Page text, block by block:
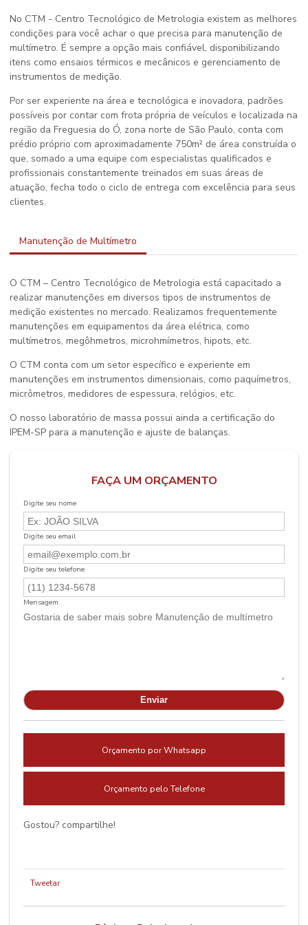
No CTM - Centro Tecnológico de Metrologia existem as melhores
condições para você achar o que precisa para manutenção de
multímetro. É sempre a opção mais confiável, disponibilizando
itens como ensaios térmicos e mecânicos e gerenciamento de
instrumentos de medição.
Por ser experiente na área e tecnológica e inovadora, padrões
possíveis por contar com frota própria de veículos e localizada na
região da Freguesia do Ó, zona norte de São Paulo, conta com
prédio próprio com aproximadamente 750m² de área construída o
que, somado a uma equipe com especialistas qualificados e
profissionais constantemente treinados em suas áreas de
atuação, fecha todo o ciclo de entrega com excelência para seus
clientes.
Manutenção de Multímetro
O CTM – Centro Tecnológico de Metrologia está capacitado a
realizar manutenções em diversos tipos de instrumentos de
medição existentes no mercado. Realizamos frequentemente
manutenções em equipamentos da área elétrica, como
multímetros, megôhmetros, microhmímetros, hipots, etc.
O CTM conta com um setor específico e experiente em
manutenções em instrumentos dimensionais, como paquímetros,
micrômetros, medidores de espessura, relógios, etc.
O nosso laboratório de massa possui ainda a certificação do
IPEM-SP para a manutenção e ajuste de balanças.
FAÇA UM ORÇAMENTO
Digite seu nome
Digite seu email
Digite seu telefone
Mensagem
Orçamento por Whatsapp
Orçamento pelo Telefone
Gostou? compartilhe!
Tweetar